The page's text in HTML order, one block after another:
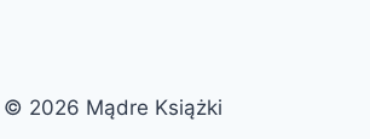
© 2026 Mądre Książki